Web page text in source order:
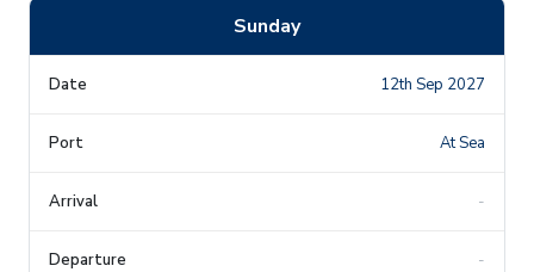
Sunday
12th Sep 2027
At Sea
-
-